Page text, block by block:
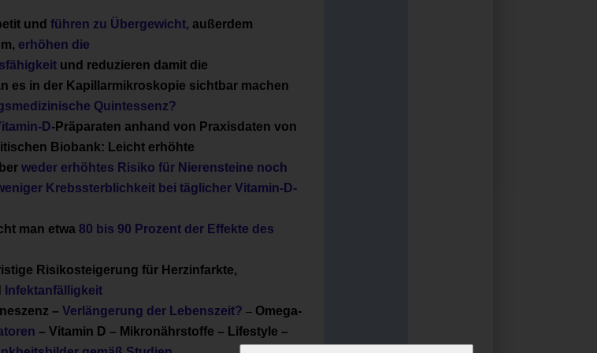
und führen zu Übergewicht, außerdem
erhöhen die
und reduzieren damit die
es in der Kapillarmikroskopie sichtbar machen
Quintessenz?
D-Präparaten anhand von Praxisdaten von
Biobank: Leicht erhöhte
weder erhöhtes Risiko für Nierensteine ​​noch
Krebssterblichkeit bei täglicher Vitamin-D-
man etwa 80 bis 90 Prozent der Effekte des
Risikosteigerung für Herzinfarkte,
Infektanfälligkeit
– Verlängerung der Lebenszeit? – Omega-
– Vitamin D – Mikronährstoffe – Lifestyle –